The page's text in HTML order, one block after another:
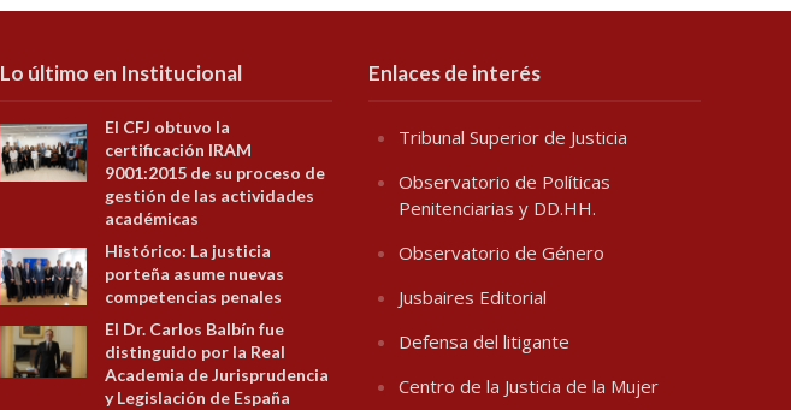
Lo último en Institucional
El CFJ obtuvo la
certificación IRAM
9001:2015 de su proceso de
gestión de las actividades
académicas
Histórico: La justicia
porteña asume nuevas
competencias penales
El Dr. Carlos Balbín fue
distinguido por la Real
Academia de Jurisprudencia
y Legislación de España
Enlaces de interés
Tribunal Superior de Justicia
Observatorio de Políticas
Penitenciarias y DD.HH.
Observatorio de Género
Jusbaires Editorial
Defensa del litigante
Centro de la Justicia de la Mujer